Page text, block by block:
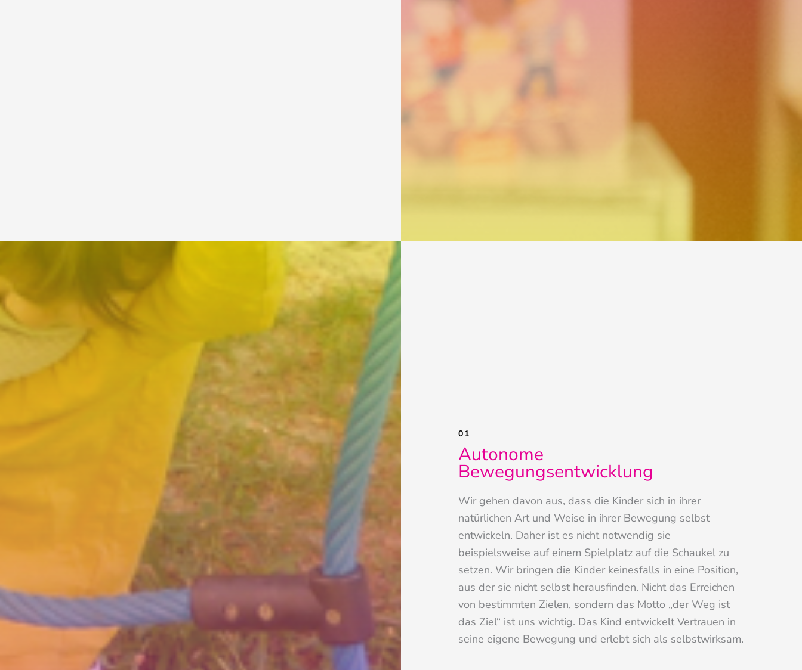
01
Autonome
Bewegungsentwicklung
Wir gehen davon aus, dass die Kinder sich in ihrer
natürlichen Art und Weise in ihrer Bewegung selbst
entwickeln. Daher ist es nicht notwendig sie
beispielsweise auf einem Spielplatz auf die Schaukel zu
setzen. Wir bringen die Kinder keinesfalls in eine Position,
aus der sie nicht selbst herausfinden. Nicht das Erreichen
von bestimmten Zielen, sondern das Motto „der Weg ist
das Ziel“ ist uns wichtig. Das Kind entwickelt Vertrauen in
seine eigene Bewegung und erlebt sich als selbstwirksam.